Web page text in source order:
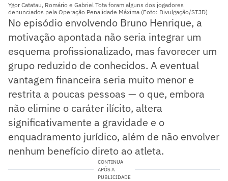
Ygor Catatau, Romário e Gabriel Tota foram alguns dos jogadores
denunciados pela Operação Penalidade Máxima (Foto: Divulgação/STJD)
No episódio envolvendo Bruno Henrique, a
motivação apontada não seria integrar um
esquema profissionalizado, mas favorecer um
grupo reduzido de conhecidos. A eventual
vantagem financeira seria muito menor e
restrita a poucas pessoas — o que, embora
não elimine o caráter ilícito, altera
significativamente a gravidade e o
enquadramento jurídico, além de não envolver
nenhum benefício direto ao atleta.
CONTINUA
APÓS A
PUBLICIDADE